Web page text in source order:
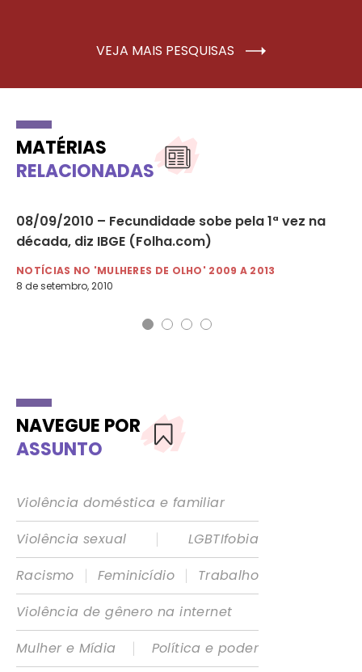
VEJA MAIS PESQUISAS
MATÉRIAS
RELACIONADAS
08/09/2010 – Fecundidade sobe pela 1ª vez na
década, diz IBGE (Folha.com)
NOTÍCIAS NO 'MULHERES DE OLHO' 2009 A 2013
8 de setembro, 2010
NAVEGUE POR
ASSUNTO
Violência doméstica e familiar
Violência sexual
|
LGBTIfobia
Racismo
| Feminicídio |
Trabalho
Violência de gênero na internet
Mulher e Mídia
|
Política e poder